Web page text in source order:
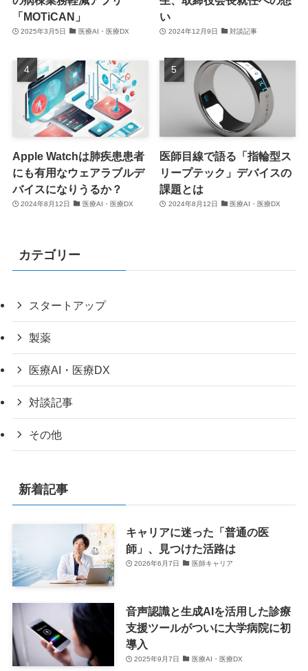
「MOTiCAN」
2025年3月5日 医療AI・医療DX
い
2024年12月9日 対談記事
Apple Watchは肺疾患患者
にも有用なウェアラブルデ
バイスになりうるか？
2024年8月12日 医療AI・医療DX
医師目線で語る「指輪型ス
リープテック」デバイスの
課題とは
2024年8月12日 医療AI・医療DX
カテゴリー
スタートアップ
製薬
医療AI・医療DX
対談記事
その他
新着記事
キャリアに迷った「普通の医
師」、見つけた活路は
2026年6月7日 医師キャリア
音声認識と生成AIを活用した診療
支援ツールがついに大学病院に初
導入
2025年9月7日 医療AI・医療DX